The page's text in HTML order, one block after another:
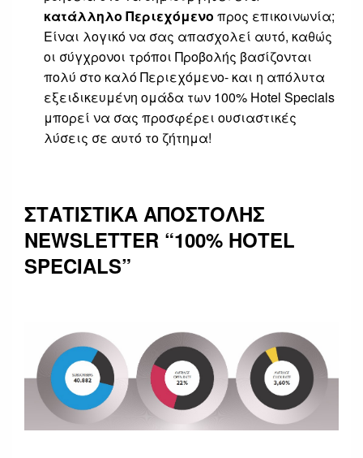
κατάλληλο Περιεχόμενο προς επικοινωνία;
Είναι λογικό να σας απασχολεί αυτό, καθώς
οι σύγχρονοι τρόποι Προβολής βασίζονται
πολύ στο καλό Περιεχόμενο- και η απόλυτα
εξειδικευμένη ομάδα των 100% Hotel Specials
μπορεί να σας προσφέρει ουσιαστικές
λύσεις σε αυτό το ζήτημα!
ΣΤΑΤΙΣΤΙΚΑ ΑΠΟΣΤΟΛΗΣ
NEWSLETTER “100% HOTEL
SPECIALS”